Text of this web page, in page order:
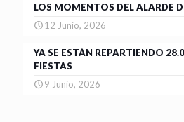
LOS MOMENTOS DEL ALARDE
12 Junio, 2026
YA SE ESTÁN REPARTIENDO
FIESTAS
9 Junio, 2026